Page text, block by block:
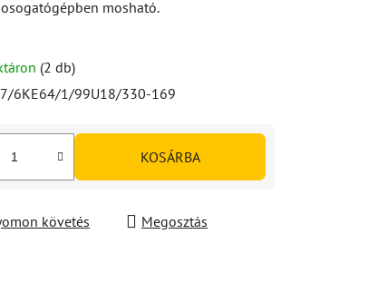
mosható.
(2 db)
6KE64/1/99U18/330-169
KOSÁRBA
követés Megosztás